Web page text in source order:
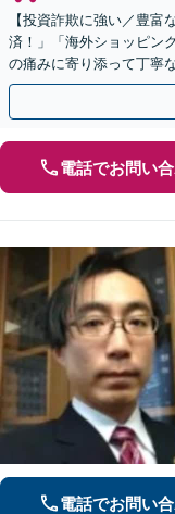
【投資詐欺に強い／豊
済！」「海外ショッピン
の痛みに寄り添って丁寧
金が得られるよう尽力し
電話でお問い
電話でお問い